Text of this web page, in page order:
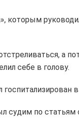
которым
а
себе в голову.
по статьям